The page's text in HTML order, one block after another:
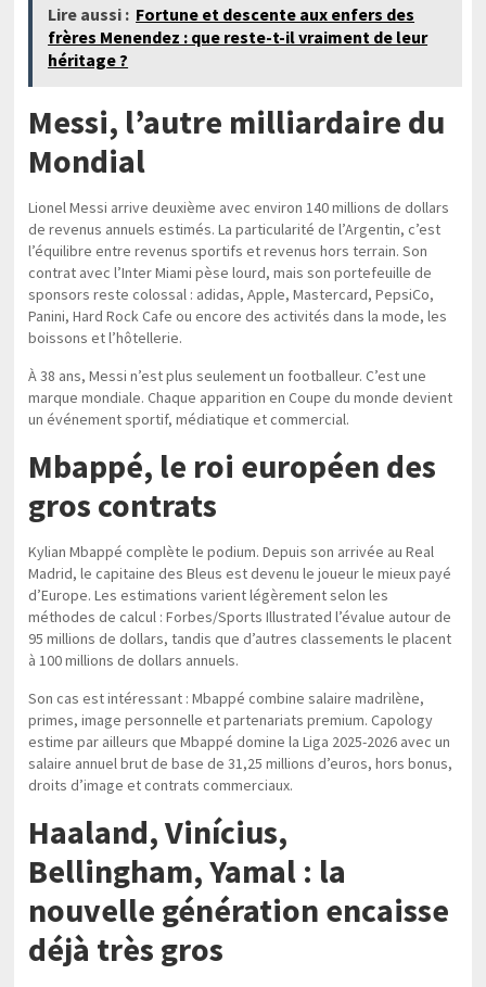
Lire aussi : Fortune et descente aux enfers des
frères Menendez : que reste-t-il vraiment de leur
héritage ?
Messi, l’autre milliardaire du
Mondial
Lionel Messi arrive deuxième avec environ 140 millions de dollars
de revenus annuels estimés. La particularité de l’Argentin, c’est
l’équilibre entre revenus sportifs et revenus hors terrain. Son
contrat avec l’Inter Miami pèse lourd, mais son portefeuille de
sponsors reste colossal : adidas, Apple, Mastercard, PepsiCo,
Panini, Hard Rock Cafe ou encore des activités dans la mode, les
boissons et l’hôtellerie.
À 38 ans, Messi n’est plus seulement un footballeur. C’est une
marque mondiale. Chaque apparition en Coupe du monde devient
un événement sportif, médiatique et commercial.
Mbappé, le roi européen des
gros contrats
Kylian Mbappé complète le podium. Depuis son arrivée au Real
Madrid, le capitaine des Bleus est devenu le joueur le mieux payé
d’Europe. Les estimations varient légèrement selon les
méthodes de calcul : Forbes/Sports Illustrated l’évalue autour de
95 millions de dollars, tandis que d’autres classements le placent
à 100 millions de dollars annuels.
Son cas est intéressant : Mbappé combine salaire madrilène,
primes, image personnelle et partenariats premium. Capology
estime par ailleurs que Mbappé domine la Liga 2025-2026 avec un
salaire annuel brut de base de 31,25 millions d’euros, hors bonus,
droits d’image et contrats commerciaux.
Haaland, Vinícius,
Bellingham, Yamal : la
nouvelle génération encaisse
déjà très gros